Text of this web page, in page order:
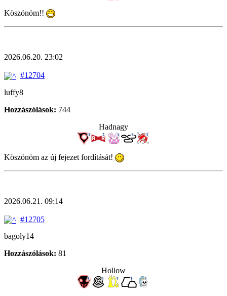
Köszönöm!!
2026.06.20. 23:02
#12704
luffy8
Hozzászólások: 744
Hadnagy
Köszönöm az új fejezet fordítását!
2026.06.21. 09:14
#12705
bagoly14
Hozzászólások: 81
Hollow